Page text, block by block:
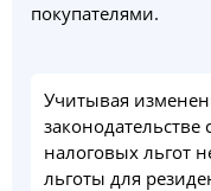
покупателями.
Учитывая
налоговых льгот
льготы для